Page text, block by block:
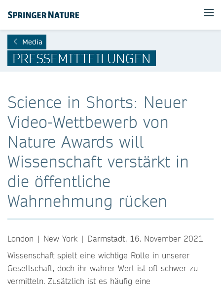
Media
PRESSEMITTEILUNGEN
Science in Shorts: Neuer
Video-Wettbewerb von
Nature Awards will
Wissenschaft verstärkt in
die öffentliche
Wahrnehmung rücken
London | New York | Darmstadt, 16. November 2021
Wissenschaft spielt eine wichtige Rolle in unserer
Gesellschaft, doch ihr wahrer Wert ist oft schwer zu
vermitteln. Zusätzlich ist es häufig eine